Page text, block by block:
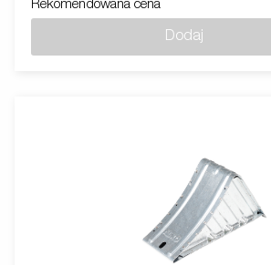
Rekomendowana cena
Dodaj